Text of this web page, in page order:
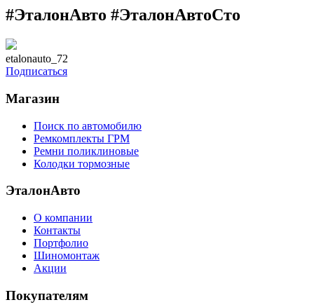
#ЭталонАвто #ЭталонАвтоСто
etalonauto_72
Подписаться
Магазин
Поиск по автомобилю
Ремкомплекты ГРМ
Ремни поликлиновые
Колодки тормозные
ЭталонАвто
О компании
Контакты
Портфолио
Шиномонтаж
Акции
Покупателям